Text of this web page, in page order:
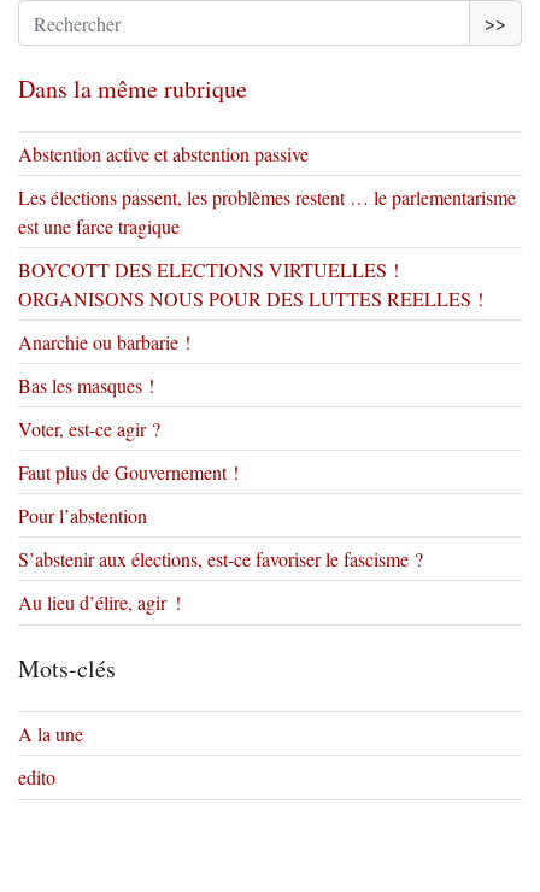
>>
Dans la même rubrique
Abstention active et abstention passive
Les élections passent, les problèmes restent … le parlementarisme
est une farce tragique
BOYCOTT DES ELECTIONS VIRTUELLES !
ORGANISONS NOUS POUR DES LUTTES REELLES !
Anarchie ou barbarie !
Bas les masques !
Voter, est-ce agir ?
Faut plus de Gouvernement !
Pour l’abstention
S’abstenir aux élections, est-ce favoriser le fascisme ?
Au lieu d’élire, agir !
Mots-clés
A la une
edito